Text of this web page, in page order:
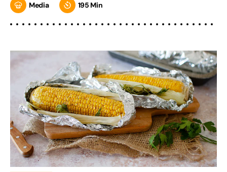
Media 195 Min